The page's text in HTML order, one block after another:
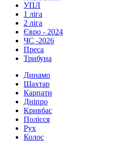
УПЛ
1 ліга
2 ліга
Євро - 2024
ЧС -2026
Преса
Трибуна
Динамо
Шахтар
Карпати
Дніпро
Кривбас
Полісся
Рух
Колос